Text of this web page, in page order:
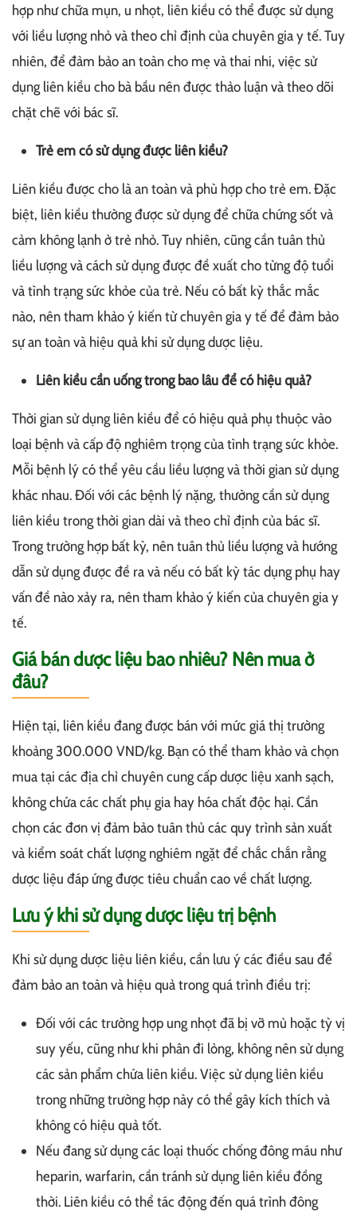
hợp như chữa mụn, u nhọt, liên kiều có thể được sử dụng
với liều lượng nhỏ và theo chỉ định của chuyên gia y tế. Tuy
nhiên, để đảm bảo an toàn cho mẹ và thai nhi, việc sử
dụng liên kiều cho bà bầu nên được thảo luận và theo dõi
chặt chẽ với bác sĩ.
Trẻ em có sử dụng được liên kiều?
Liên kiều được cho là an toàn và phù hợp cho trẻ em. Đặc
biệt, liên kiều thường được sử dụng để chữa chứng sốt và
cảm không lạnh ở trẻ nhỏ. Tuy nhiên, cũng cần tuân thủ
liều lượng và cách sử dụng được đề xuất cho từng độ tuổi
và tình trạng sức khỏe của trẻ. Nếu có bất kỳ thắc mắc
nào, nên tham khảo ý kiến từ chuyên gia y tế để đảm bảo
sự an toàn và hiệu quả khi sử dụng dược liệu.
Liên kiều cần uống trong bao lâu để có hiệu quả?
Thời gian sử dụng liên kiều để có hiệu quả phụ thuộc vào
loại bệnh và cấp độ nghiêm trọng của tình trạng sức khỏe.
Mỗi bệnh lý có thể yêu cầu liều lượng và thời gian sử dụng
khác nhau. Đối với các bệnh lý nặng, thường cần sử dụng
liên kiều trong thời gian dài và theo chỉ định của bác sĩ.
Trong trường hợp bất kỳ, nên tuân thủ liều lượng và hướng
dẫn sử dụng được đề ra và nếu có bất kỳ tác dụng phụ hay
vấn đề nào xảy ra, nên tham khảo ý kiến của chuyên gia y
tế.
Giá bán dược liệu bao nhiêu? Nên mua ở
đâu?
Hiện tại, liên kiều đang được bán với mức giá thị trường
khoảng 300.000 VND/kg. Bạn có thể tham khảo và chọn
mua tại các địa chỉ chuyên cung cấp dược liệu xanh sạch,
không chứa các chất phụ gia hay hóa chất độc hại. Cần
chọn các đơn vị đảm bảo tuân thủ các quy trình sản xuất
và kiểm soát chất lượng nghiêm ngặt để chắc chắn rằng
dược liệu đáp ứng được tiêu chuẩn cao về chất lượng.
Lưu ý khi sử dụng dược liệu trị bệnh
Khi sử dụng dược liệu liên kiều, cần lưu ý các điều sau để
đảm bảo an toàn và hiệu quả trong quá trình điều trị:
Đối với các trường hợp ung nhọt đã bị vỡ mủ hoặc tỳ vị
suy yếu, cũng như khi phân đi lỏng, không nên sử dụng
các sản phẩm chứa liên kiều. Việc sử dụng liên kiều
trong những trường hợp này có thể gây kích thích và
không có hiệu quả tốt.
Nếu đang sử dụng các loại thuốc chống đông máu như
heparin, warfarin, cần tránh sử dụng liên kiều đồng
thời. Liên kiều có thể tác động đến quá trình đông